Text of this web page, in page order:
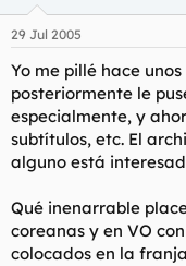
29 Jul 2005
Yo me pillé hace
posteriormente le
especialmente, y
subtítulos, etc. El
alguno está
Qué inenarrable
coreanas y en VO
colocados en la